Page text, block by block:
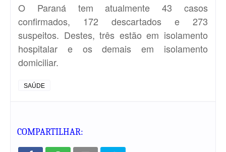
O Paraná tem atualmente 43 casos
confirmados, 172 descartados e 273
suspeitos. Destes, três estão em isolamento
hospitalar e os demais em isolamento
domiciliar.
SAÚDE
COMPARTILHAR: